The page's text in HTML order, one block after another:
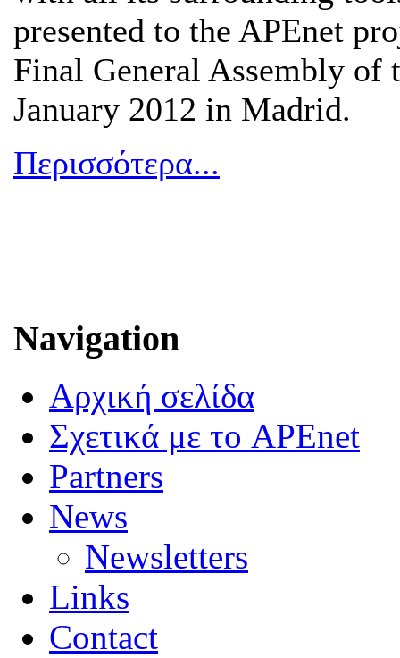
presented to the APEnet
Final General Assembly of
January 2012 in Madrid.
Περισσότερα...
Navigation
Αρχική σελίδα
Σχετικά με το APEnet
Partners
News
Newsletters
Links
Contact